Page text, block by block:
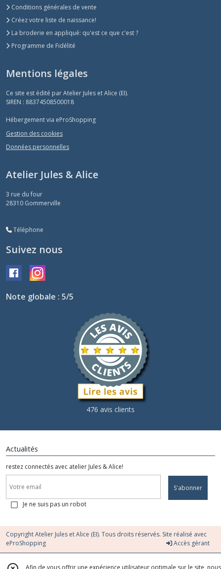
Conditions générales de vente
Créez votre liste de naissance!
La broderie en appliqué: qu'est ce que c'est ?
Programme de Fidélité
Mentions légales
Ce site est édité par Atelier Jules et Alice (EI).
SIREN : 88374508500018
Hébergement via eProShopping
Gestion des cookies
Données personnelles
Atelier Jules & Alice
3 rue du four
28310 Gommerville
Téléphone
Suivez nous
Note globale : 5/5
476 avis clients
Actualités
restez connectés avec atelier Jules & Alice!
S'abonner
Je ne suis pas un robot
Copyright Atelier Jules et Alice (EI). Tous droits réservés. Site réalisé avec
eProShopping
Accès gérant
Afin de vous offrir une expérience utilisateur optimale sur le site, nous